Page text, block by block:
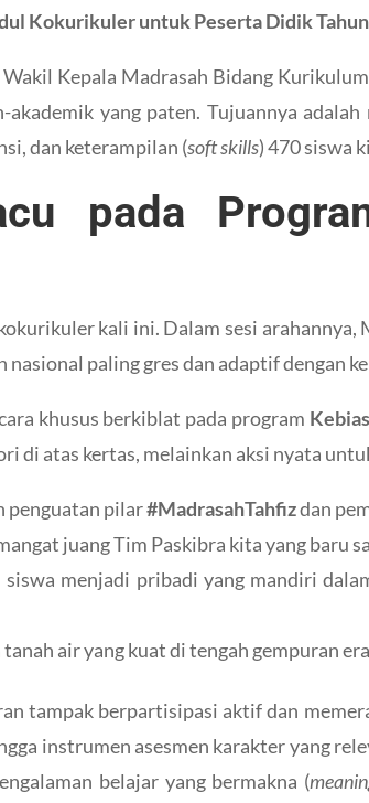
Kokurikuler untuk Peserta Didik
Kepala Madrasah Bidang
yang paten. Tujuannya
dan keterampilan (soft skills) 470 siswa
pada
kali ini. Dalam sesi arahannya,
paling gres dan adaptif dengan
khusus berkiblat pada program
di atas kertas, melainkan aksi nyata
penguatan pilar#MadrasahTahfizdan
juang Tim Paskibra kita yang baru
menjadi pribadi yang mandiri
air yang kuat di tengah gempuran
tampak berpartisipasi aktif dan
instrumen asesmen karakter yang
belajar yang bermakna (